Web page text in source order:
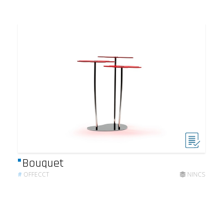
Bouquet
# OFFECCT NINCS